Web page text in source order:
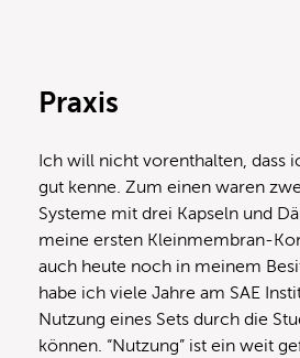
Praxis
Ich will nicht vorenthalten, dass
gut kenne. Zum einen waren
Systeme mit drei Kapseln und
meine ersten Kleinmembran-
auch heute noch in meinem
habe ich viele Jahre am SAE
Nutzung eines Sets durch die
können. “Nutzung” ist ein weit